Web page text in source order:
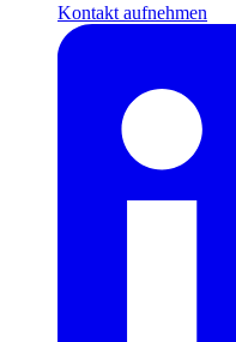
Kontakt aufnehmen